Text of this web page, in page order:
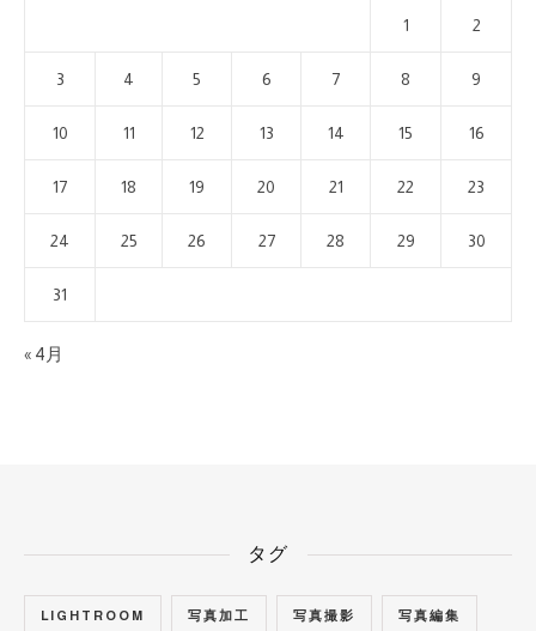
1 2
3 4 5 6 7 8 9
10 11 12 13 14 15 16
17 18 19 20 21 22 23
24 25 26 27 28 29 30
31
« 4月
タグ
LIGHTROOM 写真加工 写真撮影 写真編集